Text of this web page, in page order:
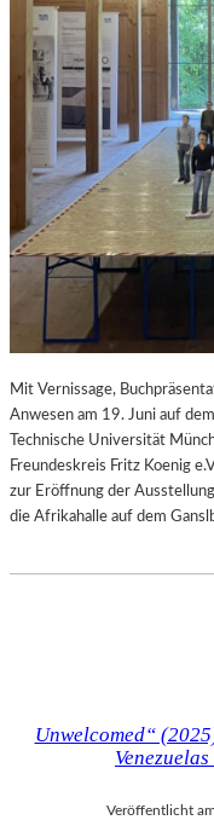
Mit Vernissage,
Anwesen am 19. Juni auf
Technische Universität
Freundeskreis Fritz Koenig
zur Eröffnung der
die Afrikahalle auf dem
Unwelcomed“
Veröffentlicht